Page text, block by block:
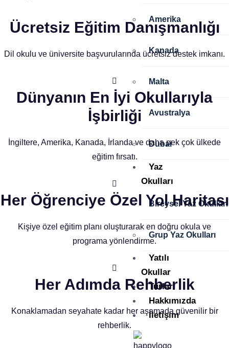
Amerika
Kanada
Malta
Avustralya
Dubai
Yaz
Okulları
Bireysel Yaz Okulları
Grup Yaz Okulları
Yatılı
Okullar
Turlar
Hakkımızda
İletişim
Ücretsiz Eğitim Danışmanlığı
Dil okulu ve üniversite başvurularında ücretsiz destek imkanı.
Dünyanın En İyi Okullarıyla
İşbirliği
İngiltere, Amerika, Kanada, İrlanda ve daha pek çok ülkede
eğitim fırsatı.
Her Öğrenciye Özel Yol Haritası
Kişiye özel eğitim planı oluşturarak en doğru okula ve
programa yönlendirme.
Her Adımda Rehberlik
Konaklamadan seyahate kadar her aşamada güvenilir bir
rehberlik.